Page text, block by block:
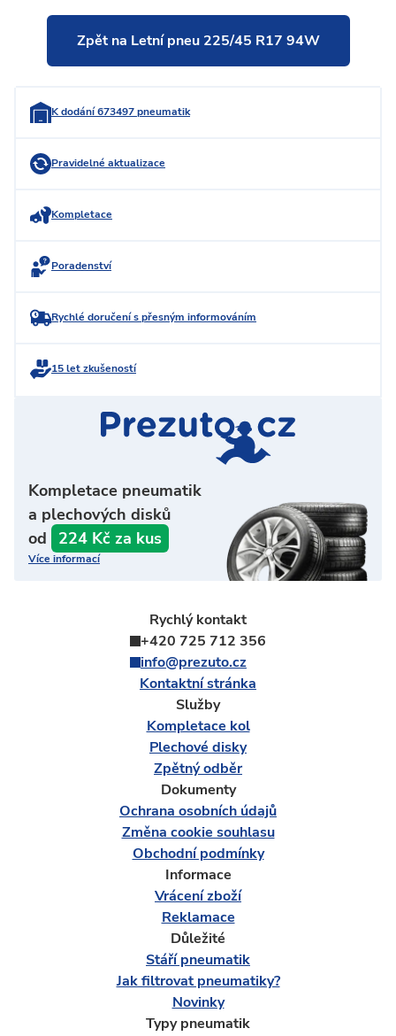
Zpět na Letní pneu 225/45 R17 94W
K dodání 673497 pneumatik
Pravidelné aktualizace
Kompletace
Poradenství
Rychlé doručení s přesným informováním
15 let zkušeností
Kompletace pneumatik
a plechových disků
od
224 Kč za kus
Více informací
Rychlý kontakt
+420 725 712 356
info@prezuto.cz
Kontaktní stránka
Služby
Kompletace kol
Plechové disky
Zpětný odběr
Dokumenty
Ochrana osobních údajů
Změna cookie souhlasu
Obchodní podmínky
Informace
Vrácení zboží
Reklamace
Důležité
Stáří pneumatik
Jak filtrovat pneumatiky?
Novinky
Typy pneumatik